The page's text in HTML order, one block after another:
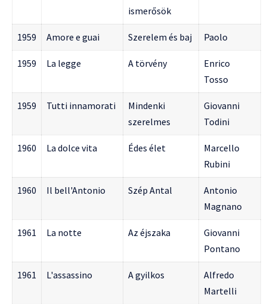
ismerősök
1959 Amore e guai Szerelem és baj Paolo
1959 La legge A törvény
Enrico
Tosso
1959 Tutti innamorati
Mindenki
szerelmes
Giovanni
Todini
1960 La dolce vita Édes élet
Marcello
Rubini
1960 Il bell'Antonio Szép Antal
Antonio
Magnano
1961 La notte Az éjszaka
Giovanni
Pontano
1961 L'assassino A gyilkos
Alfredo
Martelli